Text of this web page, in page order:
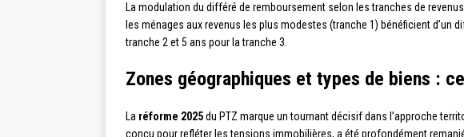
La modulation du différé de remboursement selon les tranches de
les ménages aux revenus les plus modestes (tranche 1) bénéficient d’un
tranche 2 et 5 ans pour la tranche 3.
Zones géographiques et types de biens :
La réforme 2025du PTZ marque un tournant décisif dans l’approche
conçu pour refléter les tensions immobilières, a été profondément